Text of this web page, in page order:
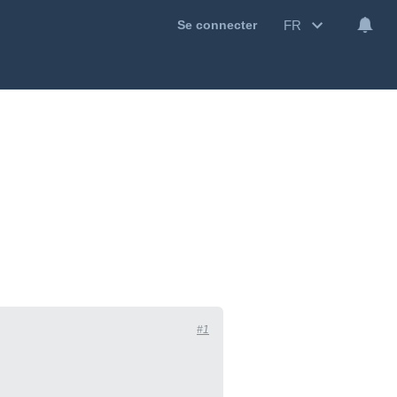
Se connecter FR
#1